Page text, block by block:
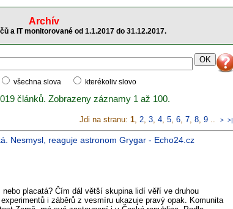
Archív
a IT monitorované od 1.1.2017 do 31.12.2017.
všechna slova kterékoliv slovo
článků. Zobrazeny záznamy 1 až 100.
Jdi na stranu: 1, 2, 3, 4, 5, 6, 7, 8, 9 .. > >|
Nesmysl, reaguje astronom Grygar - Echo24.cz
nebo placatá? Čím dál větší skupina lidí věří ve druhou
i záběrů z vesmíru ukazuje pravý opak. Komunita